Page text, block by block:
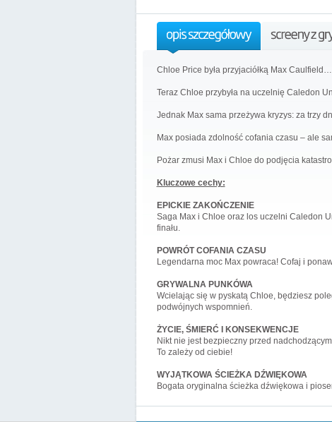
Chloe Price była przyjaciółką Max
Teraz Chloe przybyła na uczelnię Caledon
Jednak Max sama przeżywa kryzys: za trzy
Max posiada zdolność cofania czasu – ale
Pożar zmusi Max i Chloe do podjęcia
Kluczowe cechy:
EPICKIE ZAKOŃCZENIE
Saga Max i Chloe oraz los uczelni Caledon
finału.
POWRÓT COFANIA CZASU
Legendarna moc Max powraca! Cofaj i
GRYWALNA PUNKÓWA
Wcielając się w pyskatą Chloe, będziesz
podwójnych wspomnień.
ŻYCIE, ŚMIERĆ I KONSEKWENCJE
Nikt nie jest bezpieczny przed
To zależy od ciebie!
WYJĄTKOWA ŚCIEŻKA DŹWIĘKOWA
Bogata oryginalna ścieżka dźwiękowa i